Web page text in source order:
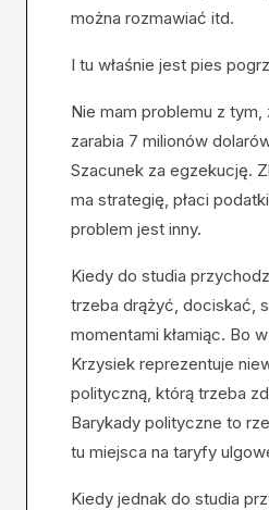
można rozmawiać itd.
I tu właśnie jest pies
Nie mam problemu z tym,
zarabia 7 milionów
Szacunek za egzekucję.
ma strategię, płaci
problem jest inny.
Kiedy do studia
trzeba drążyć, dociskać,
momentami kłamiąc. Bo
Krzysiek reprezentuje
polityczną, którą trzeba
Barykady polityczne to
tu miejsca na taryfy
Kiedy jednak do studia